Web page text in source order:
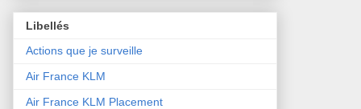
Libellés
Actions que je surveille
Air France KLM
Air France KLM Placement